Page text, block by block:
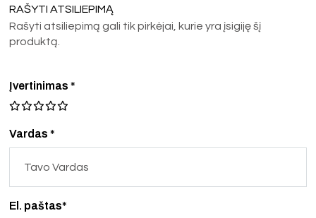
RAŠYTI ATSILIEPIMĄ
Rašyti atsiliepimą gali tik pirkėjai, kurie yra įsigiję šį
produktą.
Vardas *
El. paštas*
Įvertinimas*